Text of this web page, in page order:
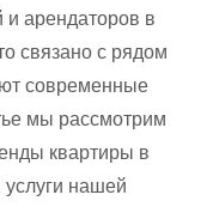
арендаторов в
связано с рядом
современные
мы рассмотрим
квартиры в
нашей